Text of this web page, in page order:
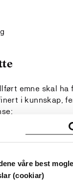
våre best
(cookiar)
emne skal ha
i kunnskap,
perspektiver ,